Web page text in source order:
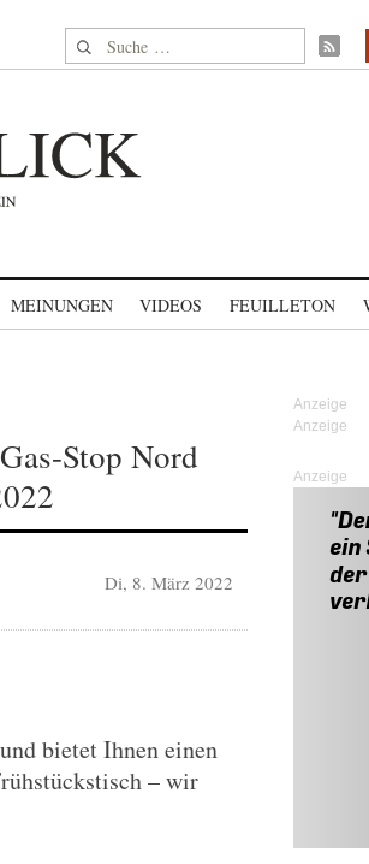
Suche nach:
MEINUNGEN VIDEOS FEUILLETON
Stop Nord
Di, 8. März 2022
bietet Ihnen einen
– wir
Anzeige